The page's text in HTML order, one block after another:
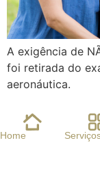
A exigência de
foi retirada do
aeronáutica.
Home